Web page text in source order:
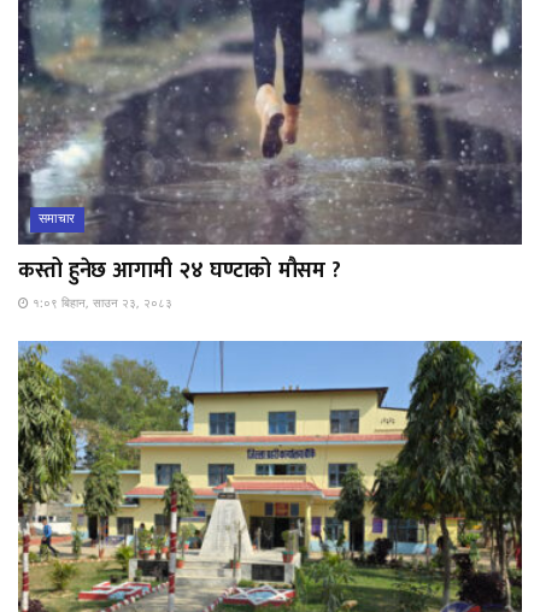
समाचार
कस्तो हुनेछ आगामी २४ घण्टाको मौसम ?
१:०९ बिहान, साउन २३, २०८३